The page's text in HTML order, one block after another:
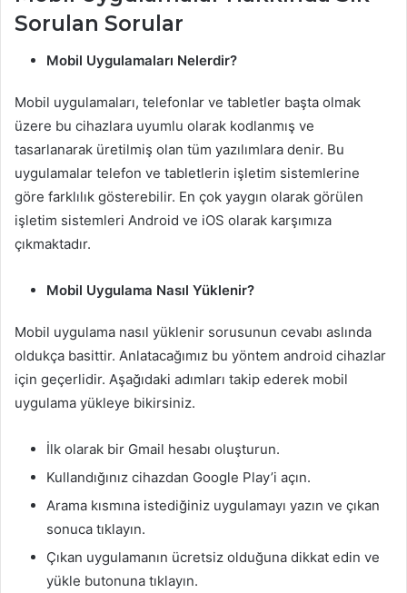
Sorulan Sorular
Mobil Uygulamaları Nelerdir?
Mobil uygulamaları, telefonlar ve tabletler başta olmak
üzere bu cihazlara uyumlu olarak kodlanmış ve
tasarlanarak üretilmiş olan tüm yazılımlara denir. Bu
uygulamalar telefon ve tabletlerin işletim sistemlerine
göre farklılık gösterebilir. En çok yaygın olarak görülen
işletim sistemleri Android ve iOS olarak karşımıza
çıkmaktadır.
Mobil Uygulama Nasıl Yüklenir?
Mobil uygulama nasıl yüklenir sorusunun cevabı aslında
oldukça basittir. Anlatacağımız bu yöntem android cihazlar
için geçerlidir. Aşağıdaki adımları takip ederek mobil
uygulama yükleye bikirsiniz.
İlk olarak bir Gmail hesabı oluşturun.
Kullandığınız cihazdan Google Play’i açın.
Arama kısmına istediğiniz uygulamayı yazın ve çıkan
sonuca tıklayın.
Çıkan uygulamanın ücretsiz olduğuna dikkat edin ve
yükle butonuna tıklayın.